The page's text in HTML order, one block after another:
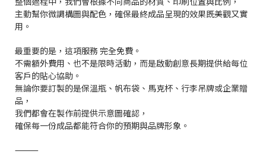
主動幫你微調構圖與配色，確保最終成品呈現的效果既美觀又實
用。
最重要的是，這項服務 完全免費。
不需額外費用、也不是限時活動，而是啟動創意長期提供給每位
客戶的貼心協助。
無論你要訂製的是保溫瓶、帆布袋、馬克杯、行李吊牌或企業贈
品，
我們都會在製作前提供示意圖確認，
確保每一份成品都能符合你的預期與品牌形象。
⸻